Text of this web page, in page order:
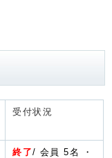
受付状況
終了/ 会員 5名 ・